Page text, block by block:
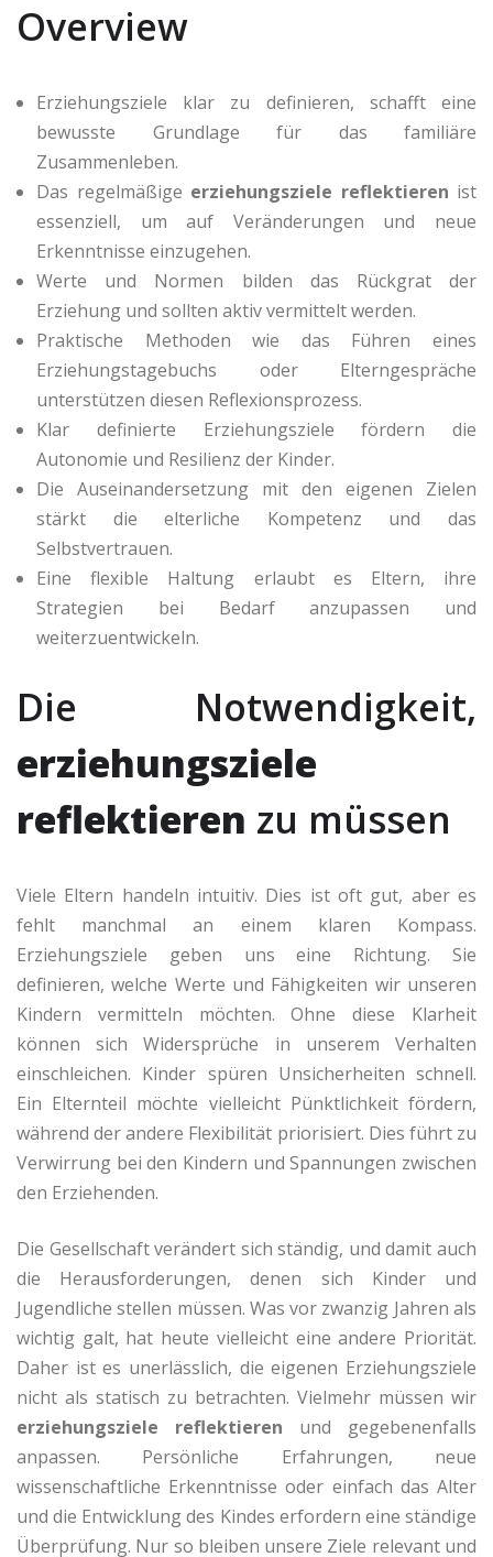
Overview
Erziehungsziele klar zu definieren, schafft eine
bewusste Grundlage für das familiäre
Zusammenleben.
Das regelmäßige erziehungsziele reflektieren ist
essenziell, um auf Veränderungen und neue
Erkenntnisse einzugehen.
Werte und Normen bilden das Rückgrat der
Erziehung und sollten aktiv vermittelt werden.
Praktische Methoden wie das Führen eines
Erziehungstagebuchs oder Elterngespräche
unterstützen diesen Reflexionsprozess.
Klar definierte Erziehungsziele fördern die
Autonomie und Resilienz der Kinder.
Die Auseinandersetzung mit den eigenen Zielen
stärkt die elterliche Kompetenz und das
Selbstvertrauen.
Eine flexible Haltung erlaubt es Eltern, ihre
Strategien bei Bedarf anzupassen und
weiterzuentwickeln.
Die Notwendigkeit,
erziehungsziele
reflektieren zu müssen
Viele Eltern handeln intuitiv. Dies ist oft gut, aber es
fehlt manchmal an einem klaren Kompass.
Erziehungsziele geben uns eine Richtung. Sie
definieren, welche Werte und Fähigkeiten wir unseren
Kindern vermitteln möchten. Ohne diese Klarheit
können sich Widersprüche in unserem Verhalten
einschleichen. Kinder spüren Unsicherheiten schnell.
Ein Elternteil möchte vielleicht Pünktlichkeit fördern,
während der andere Flexibilität priorisiert. Dies führt zu
Verwirrung bei den Kindern und Spannungen zwischen
den Erziehenden.
Die Gesellschaft verändert sich ständig, und damit auch
die Herausforderungen, denen sich Kinder und
Jugendliche stellen müssen. Was vor zwanzig Jahren als
wichtig galt, hat heute vielleicht eine andere Priorität.
Daher ist es unerlässlich, die eigenen Erziehungsziele
nicht als statisch zu betrachten. Vielmehr müssen wir
erziehungsziele reflektieren und gegebenenfalls
anpassen. Persönliche Erfahrungen, neue
wissenschaftliche Erkenntnisse oder einfach das Alter
und die Entwicklung des Kindes erfordern eine ständige
Überprüfung. Nur so bleiben unsere Ziele relevant und